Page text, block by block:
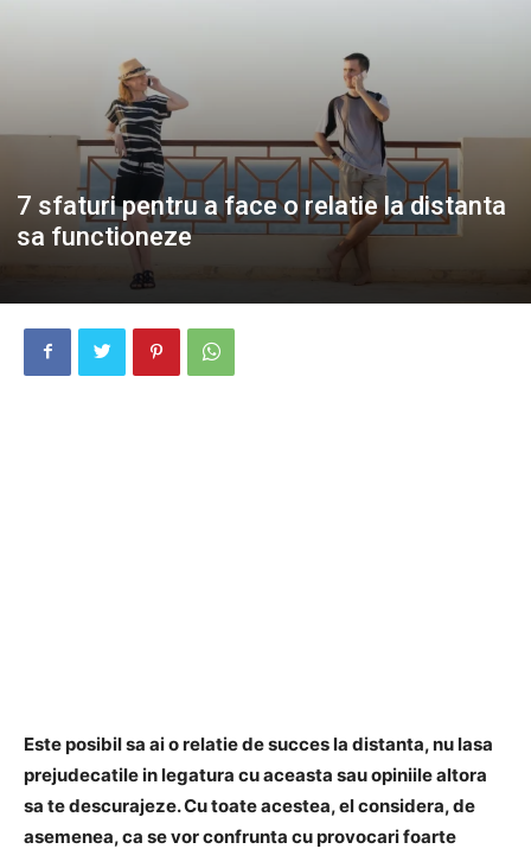
7 sfaturi pentru a face o relatie la distanta
sa functioneze
Este posibil sa ai o relatie de succes la distanta, nu lasa
prejudecatile in legatura cu aceasta sau opiniile altora
sa te descurajeze. Cu toate acestea, el considera, de
asemenea, ca se vor confrunta cu provocari foarte